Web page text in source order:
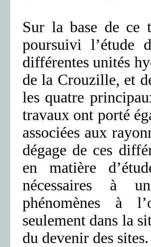
Sur la base de ce
poursuivi l’étude
différentes unités
de la Crouzille, et
les quatre
travaux ont porté
associées aux
dégage de ces
en matière
nécessaires à
phénomènes à
seulement dans la
du devenir des sites.